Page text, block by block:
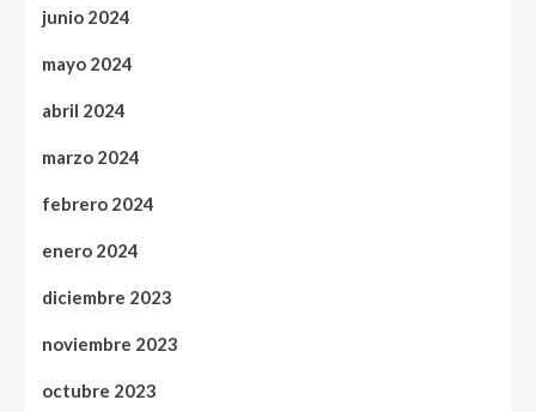
junio 2024
mayo 2024
abril 2024
marzo 2024
febrero 2024
enero 2024
diciembre 2023
noviembre 2023
octubre 2023